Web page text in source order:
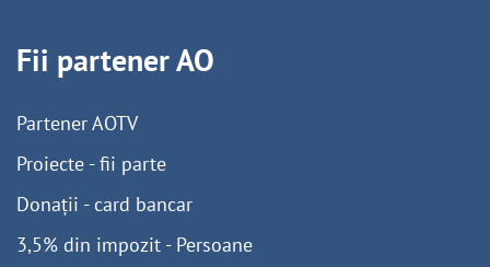
Fii partener AO
Partener AOTV
Proiecte - fii parte
Donații - card bancar
3,5% din impozit - Persoane